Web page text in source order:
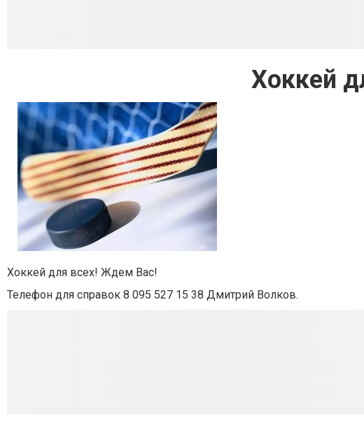
Хоккей
Хоккей для всех! Ждем Вас!
Телефон для справок 8 095 527 15 38 Дмитрий Волков.